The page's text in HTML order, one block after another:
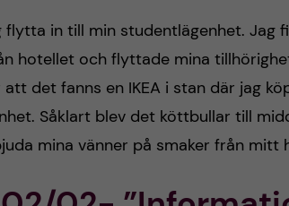
flytta in till min studentlägenhet. Jag
hotellet och flyttade mina
att det fanns en IKEA i stan där jag
Såklart blev det köttbullar till
mina vänner på smaker från mitt